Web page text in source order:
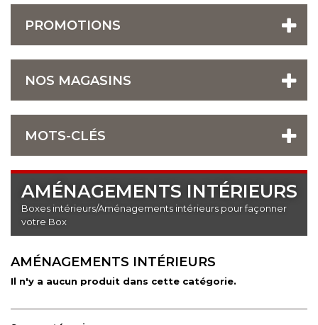
PROMOTIONS
NOS MAGASINS
MOTS-CLÉS
AMÉNAGEMENTS INTÉRIEURS
Boxes intérieurs/Aménagements intérieurs pour façonner
votre Box
AMÉNAGEMENTS INTÉRIEURS
Il n'y a aucun produit dans cette catégorie.